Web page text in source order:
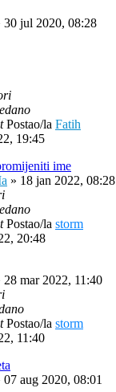
30 jul 2020, 08:28
Postao/la Fatih
19:45
ime
» 18 jan 2022, 08:28
Postao/la storm
20:48
28 mar 2022, 11:40
Postao/la storm
11:40
07 aug 2020, 08:01